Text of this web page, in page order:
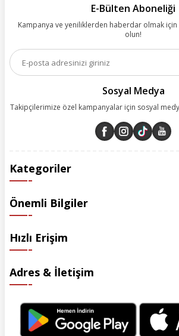
kolay, kusursuz ve keyifli bir alışveriş yolculuğu
olanakları sunuyoruz. Çalışmalarımızı
esas alarak yürütüyoruz.
E-Bülten Aboneliği
Kampanya ve yeniliklerden haberdar olmak
olun!
Sosyal Medya
Takipçilerimize özel kampanyalar için sosyal
Kategoriler
Önemli Bilgiler
Hızlı Erişim
Adres & İletişim